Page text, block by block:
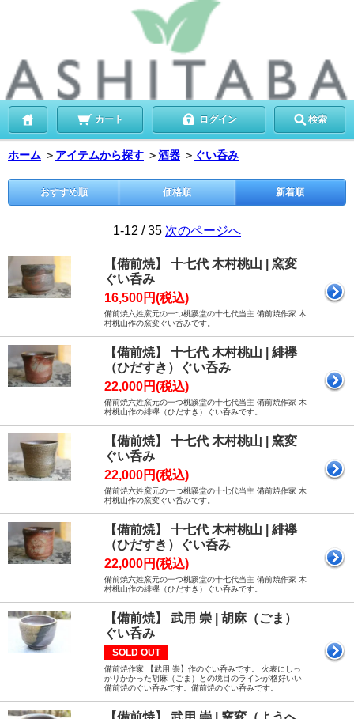
カート ログイン 検索
ホーム ＞ アイテムから探す ＞酒器 ＞ ぐい呑み
おすすめ順 価格順 新着順
1-12 / 35 次のページへ
【備前焼】 十七代 木村桃山 | 窯変
ぐい呑み
16,500円(税込)
備前焼六姓窯元の一つ桃蹊堂の十七代当主 備前焼作家 木
村桃山作の窯変ぐい呑みです。
【備前焼】 十七代 木村桃山 | 緋襷
（ひだすき）ぐい呑み
22,000円(税込)
備前焼六姓窯元の一つ桃蹊堂の十七代当主 備前焼作家 木
村桃山作の緋襷（ひだすき）ぐい呑みです。
【備前焼】 十七代 木村桃山 | 窯変
ぐい呑み
22,000円(税込)
備前焼六姓窯元の一つ桃蹊堂の十七代当主 備前焼作家 木
村桃山作の窯変ぐい呑みです。
【備前焼】 十七代 木村桃山 | 緋襷
（ひだすき）ぐい呑み
22,000円(税込)
備前焼六姓窯元の一つ桃蹊堂の十七代当主 備前焼作家 木
村桃山作の緋襷（ひだすき）ぐい呑みです。
【備前焼】 武用 崇 | 胡麻（ごま）
ぐい呑み
SOLD OUT
備前焼作家 【武用 崇】作のぐい呑みです。 火表にしっ
かりかかった胡麻（ごま）との境目のラインが格好いい
備前焼のぐい呑みです。備前焼のぐい呑みです。